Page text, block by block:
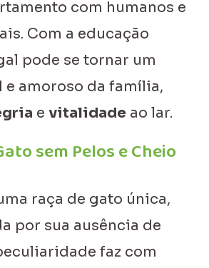
com humanos e
Com a educação
pode se tornar um
e amoroso da família,
e vitalidade ao lar.
sem Pelos e Cheio
raça de gato única,
por sua ausência de
faz com